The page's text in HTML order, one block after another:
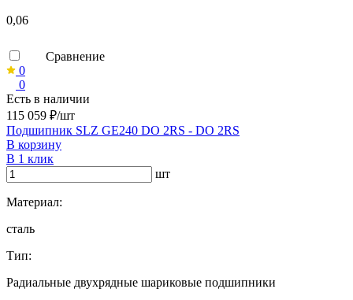
0,06
Сравнение
0
0
Есть в наличии
115 059 ₽/шт
Подшипник SLZ GE240 DO 2RS - DO 2RS
В корзину
В 1 клик
шт
Материал:
сталь
Тип:
Радиальные двухрядные шариковые подшипники